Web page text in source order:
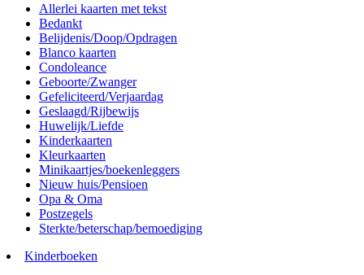
Allerlei kaarten met tekst
Bedankt
Belijdenis/Doop/Opdragen
Blanco kaarten
Condoleance
Geboorte/Zwanger
Gefeliciteerd/Verjaardag
Geslaagd/Rijbewijs
Huwelijk/Liefde
Kinderkaarten
Kleurkaarten
Minikaartjes/boekenleggers
Nieuw huis/Pensioen
Opa & Oma
Postzegels
Sterkte/beterschap/bemoediging
Kinderboeken